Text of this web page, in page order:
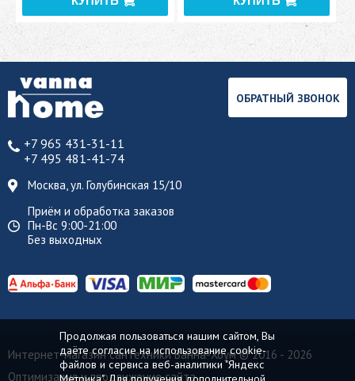
+7 965 431-31-11
+7 495 481-41-74
Москва, ул. Голубинская 15/10
Приём и обработка заказов
Пн-Вс 9:00-21:00
Без выходных
ОБРАТНЫЙ ЗВОНОК
Интернет-магазин сантехники Ванна-Хоум© 2016 - 2026
Оптимизация и продвижение сайта
Продолжая пользоваться нашим сайтом, Вы
даёте согласие на использование cookie-
файлов и сервиса веб-аналитики "Яндекс